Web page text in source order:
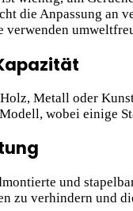
die Anpassung an
verwenden
Holz, Metall oder
wobei einige
und
zu verhindern und